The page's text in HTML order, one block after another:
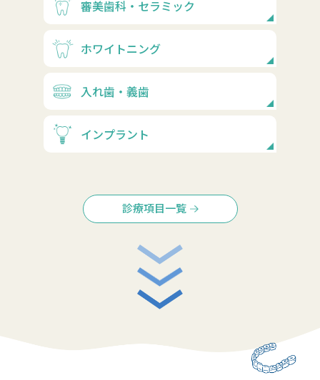
審美歯科・セラミック
ホワイトニング
入れ歯・義歯
インプラント
診療項目一覧